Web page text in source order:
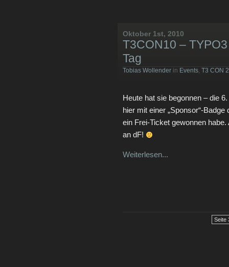
Oktober 1st, 2010
T3CON10 –
Tag
Tobias Wollender in Events, T3 CON
Heute hat sie begonnen – die
hier mit einer „Sponsor“-
ein Frei-Ticket gewonnen
an dF!
Weiterlesen...
Seite